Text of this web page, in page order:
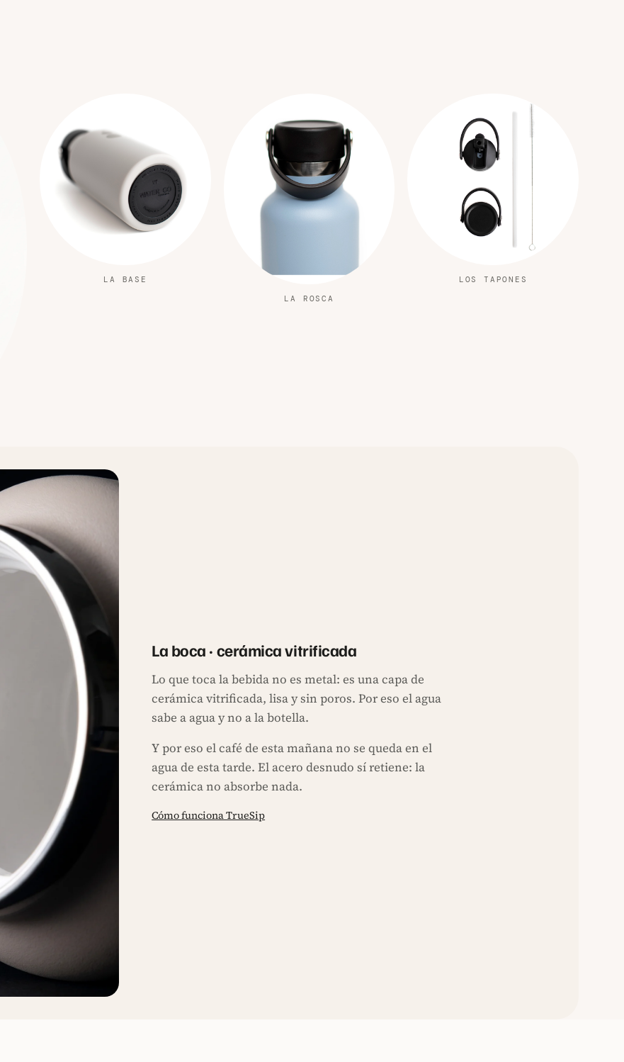
LA BASE
LA ROSCA
LOS TAPONES
La boca · cerámica vitrificada
Lo que toca la bebida no es metal: es una capa de
cerámica vitrificada, lisa y sin poros. Por eso el agua
sabe a agua y no a la botella.
Y por eso el café de esta mañana no se queda en el
agua de esta tarde. El acero desnudo sí retiene: la
cerámica no absorbe nada.
Cómo funciona TrueSip